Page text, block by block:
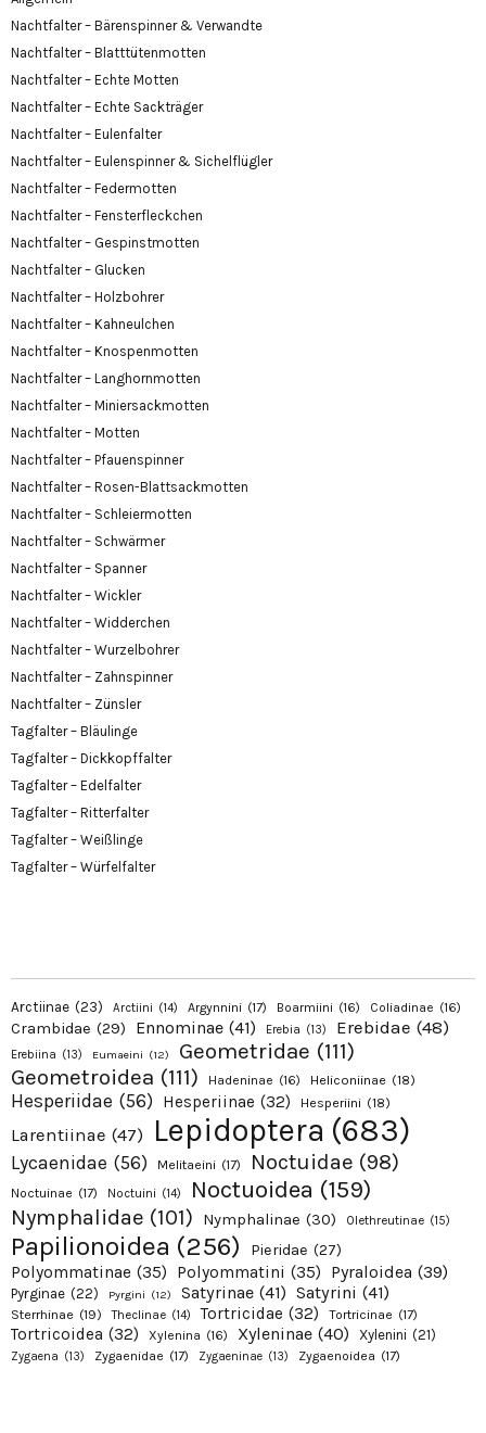
Nachtfalter – Bärenspinner & Verwandte
Nachtfalter – Blatttütenmotten
Nachtfalter – Echte Motten
Nachtfalter – Echte Sackträger
Nachtfalter – Eulenfalter
Nachtfalter – Eulenspinner & Sichelflügler
Nachtfalter – Federmotten
Nachtfalter – Fensterfleckchen
Nachtfalter – Gespinstmotten
Nachtfalter – Glucken
Nachtfalter – Holzbohrer
Nachtfalter – Kahneulchen
Nachtfalter – Knospenmotten
Nachtfalter – Langhornmotten
Nachtfalter – Miniersackmotten
Nachtfalter – Motten
Nachtfalter – Pfauenspinner
Nachtfalter – Rosen-Blattsackmotten
Nachtfalter – Schleiermotten
Nachtfalter – Schwärmer
Nachtfalter – Spanner
Nachtfalter – Wickler
Nachtfalter – Widderchen
Nachtfalter – Wurzelbohrer
Nachtfalter – Zahnspinner
Nachtfalter – Zünsler
Tagfalter – Bläulinge
Tagfalter – Dickkopffalter
Tagfalter – Edelfalter
Tagfalter – Ritterfalter
Tagfalter – Weißlinge
Tagfalter – Würfelfalter
Arctiinae (23) Arctiini (14) Argynnini (17) Boarmiini (16) Coliadinae (16)
Crambidae (29) Ennominae (41) Erebia (13) Erebidae (48)
Erebiina (13) Eumaeini (12) Geometridae (111)
Geometroidea (111) Hadeninae (16) Heliconiinae (18)
Hesperiidae (56) Hesperiinae (32) Hesperiini (18)
Larentiinae (47) Lepidoptera (683)
Lycaenidae (56) Melitaeini (17) Noctuidae (98)
Noctuinae (17) Noctuini (14) Noctuoidea (159)
Nymphalidae (101) Nymphalinae (30) Olethreutinae (15)
Papilionoidea (256) Pieridae (27)
Polyommatinae (35) Polyommatini (35) Pyraloidea (39)
Pyrginae (22) Pyrgini (12) Satyrinae (41) Satyrini (41)
Sterrhinae (19) Theclinae (14) Tortricidae (32) Tortricinae (17)
Tortricoidea (32) Xylenina (16) Xyleninae (40) Xylenini (21)
Zygaena (13) Zygaenidae (17) Zygaeninae (13) Zygaenoidea (17)